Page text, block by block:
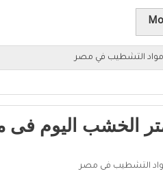
مواد التشطيب في مصر
الخشب اليوم فى
التشطيب فى مصر